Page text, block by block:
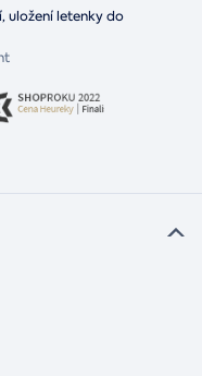
uložení letenky do